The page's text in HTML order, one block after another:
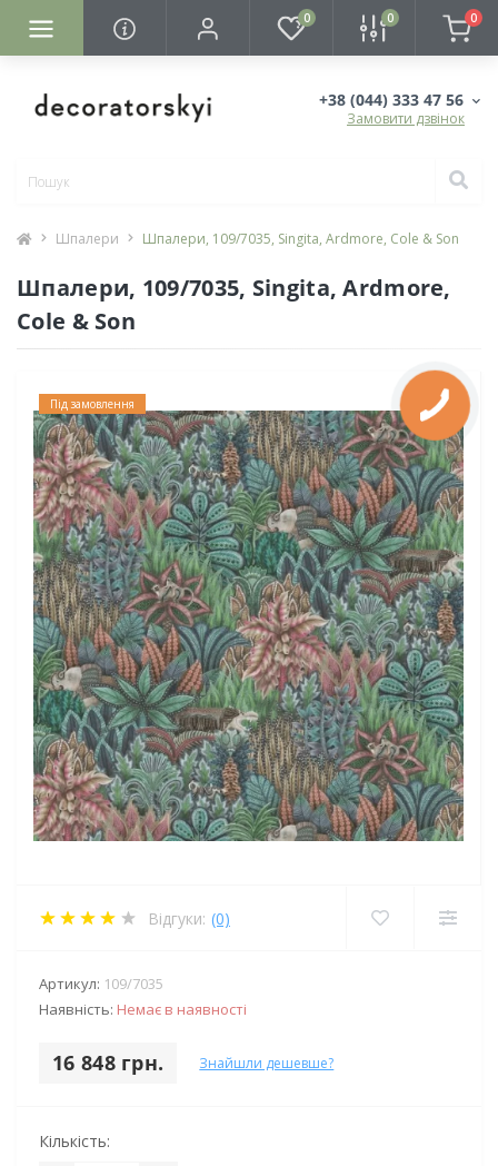
0 0 0
+38 (044) 333 47 56
Замовити дзвінок
Шпалери Шпалери, 109/7035, Singita, Ardmore, Cole & Son
Шпалери, 109/7035, Singita, Ardmore,
Cole & Son
Під замовлення
Відгуки: (0)
Артикул: 109/7035
Наявність: Немає в наявності
16 848 грн. Знайшли дешевше?
Кількість: